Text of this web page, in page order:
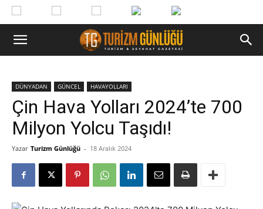
DÜNYADAN GÜNCEL HAVAYOLLARI
Çin Hava Yolları 2024’te 700
Milyon Yolcu Taşıdı!
Yazar Turizm Günlüğü - 18 Aralık 2024